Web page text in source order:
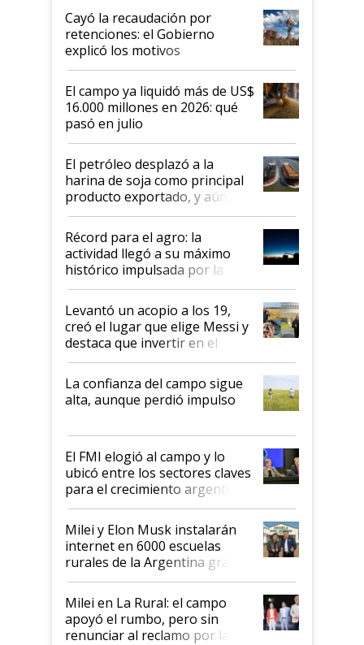
habló del financiamiento al IPCVA
Cayó la recaudación por
retenciones: el Gobierno
explicó los motivos
El campo ya liquidó más de US$
16.000 millones en 2026: qué
pasó en julio
El petróleo desplazó a la
harina de soja como principal
producto exportado, y aún así
el agro aportó casi seis de cada
diez dólares y sostuvo el
liderazgo en un semestre
récord
Récord para el agro: la
actividad llegó a su máximo
histórico impulsada por la
cosecha y las exportaciones
Levantó un acopio a los 19,
creó el lugar que elige Messi y
destaca que invertir en el
kirchnerismo era como "darle
plata a un hijo para droga":
Juan Félix Rossetti, el libertario
que de una dura crisis salió
de Milei
La confianza del campo sigue
alta, aunque perdió impulso
El FMI elogió al campo y lo
ubicó entre los sectores claves
para el crecimiento argentino
Milei y Elon Musk instalarán
internet en 6000 escuelas
rurales de la Argentina gracias
a un acuerdo con Starlink
Milei en La Rural: el campo
apoyó el rumbo, pero sin
renunciar al reclamo por las